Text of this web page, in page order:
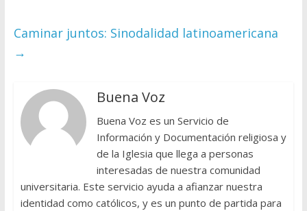
Caminar juntos: Sinodalidad latinoamericana
→
Buena Voz
Buena Voz es un Servicio de
Información y Documentación religiosa y
de la Iglesia que llega a personas
interesadas de nuestra comunidad
universitaria. Este servicio ayuda a afianzar nuestra
identidad como católicos, y es un punto de partida para